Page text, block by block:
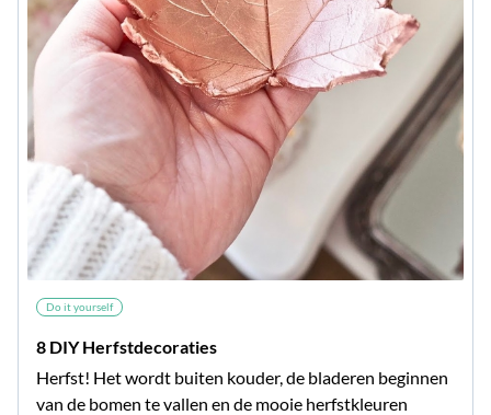
Do it yourself
8 DIY Herfstdecoraties
Herfst! Het wordt buiten kouder, de bladeren beginnen
van de bomen te vallen en de mooie herfstkleuren